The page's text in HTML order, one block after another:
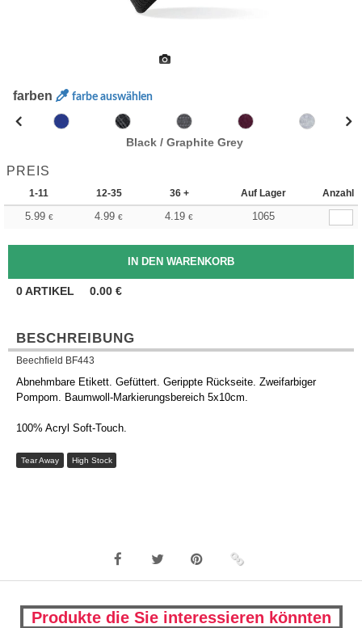
farben farbe auswählen
Black / Graphite Grey
PREIS
1-11 12-35 36 + Auf Lager Anzahl
5.99 € 4.99 € 4.19 € 1065
0ARTIKEL 0.00 €
BESCHREIBUNG
Beechfield BF443
Abnehmbare Etikett. Gefüttert. Gerippte Rückseite. Zweifarbiger
Pompom. Baumwoll-Markierungsbereich 5x10cm.
100% Acryl Soft-Touch.
Tear Away High Stock
Produkte die Sie interessieren könnten